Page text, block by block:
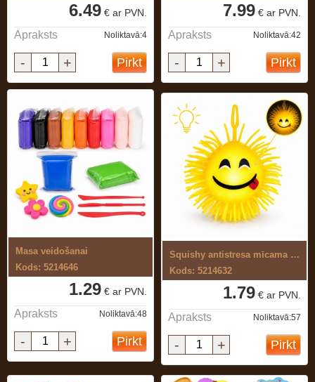
6.49 € ar PVN.
Apraksts Noliktavā:4
- + Pirkt
7.99 € ar PVN.
Apraksts Noliktavā:42
- + Pirkt
Masa veidošanai
Kods: 5214646
1.29 € ar PVN.
Apraksts Noliktavā:48
- + Pirkt
Squishy antistresa mīcama rotaļlieta
Kods: 5214632
1.79 € ar PVN.
Apraksts Noliktavā:57
- + Pirkt